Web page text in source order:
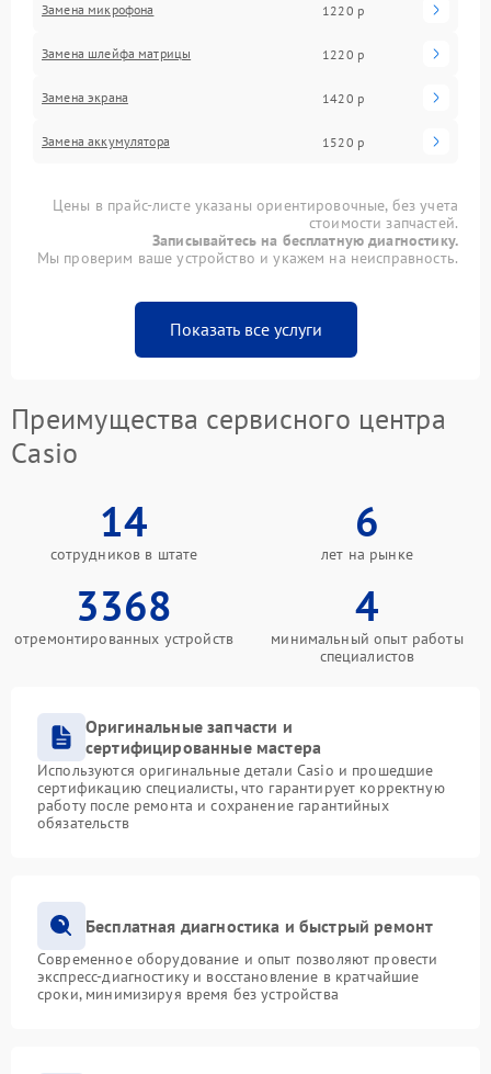
Замена микрофона 1220 р
Замена шлейфа матрицы 1220 р
Замена экрана 1420 р
Замена аккумулятора 1520 р
Цены в прайс-листе указаны ориентировочные, без учета
стоимости запчастей.
Записывайтесь на бесплатную диагностику.
Мы проверим ваше устройство и укажем на неисправность.
Показать все услуги
Преимущества сервисного центра
Casio
14
сотрудников в штате
6
лет на рынке
3368
отремонтированных устройств
4
минимальный опыт работы
специалистов
Оригинальные запчасти и
сертифицированные мастера
Используются оригинальные детали Casio и прошедшие
сертификацию специалисты, что гарантирует корректную
работу после ремонта и сохранение гарантийных
обязательств
Бесплатная диагностика и быстрый ремонт
Современное оборудование и опыт позволяют провести
экспресс-диагностику и восстановление в кратчайшие
сроки, минимизируя время без устройства